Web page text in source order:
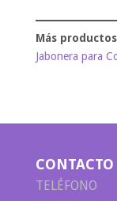
Jabonera para
CONTACTO
TELÉFONO